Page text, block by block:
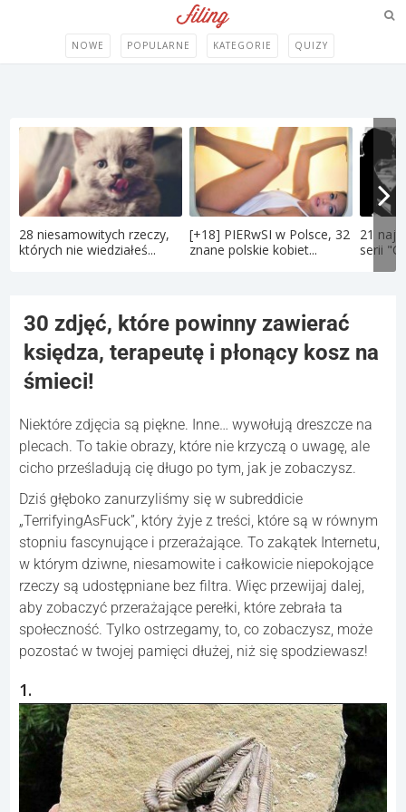
NOWE POPULARNE KATEGORIE QUIZY
28 niesamowitych rzeczy,
których nie wiedziałeś...
[+18] PIERwSI w Polsce, 32
znane polskie kobiet...
21
serii
30 zdjęć, które powinny zawierać
księdza, terapeutę i płonący kosz na
śmieci!
Niektóre zdjęcia są piękne. Inne… wywołują dreszcze na
plecach. To takie obrazy, które nie krzyczą o uwagę, ale
cicho prześladują cię długo po tym, jak je zobaczysz.
Dziś głęboko zanurzyliśmy się w subreddicie
„TerrifyingAsFuck”, który żyje z treści, które są w równym
stopniu fascynujące i przerażające. To zakątek Internetu,
w którym dziwne, niesamowite i całkowicie niepokojące
rzeczy są udostępniane bez filtra. Więc przewijaj dalej,
aby zobaczyć przerażające perełki, które zebrała ta
społeczność. Tylko ostrzegamy, to, co zobaczysz, może
pozostać w twojej pamięci dłużej, niż się spodziewasz!
1.